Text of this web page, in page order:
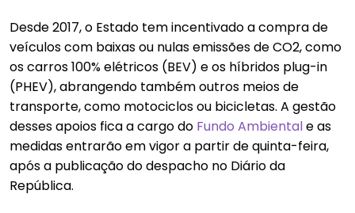
Desde 2017, o Estado tem incentivado a compra de
veículos com baixas ou nulas emissões de CO2, como
os carros 100% elétricos (BEV) e os híbridos plug-in
(PHEV), abrangendo também outros meios de
transporte, como motociclos ou bicicletas. A gestão
desses apoios fica a cargo do Fundo Ambientale as
medidas entrarão em vigor a partir de quinta-feira,
após a publicação do despacho no Diário da
República.